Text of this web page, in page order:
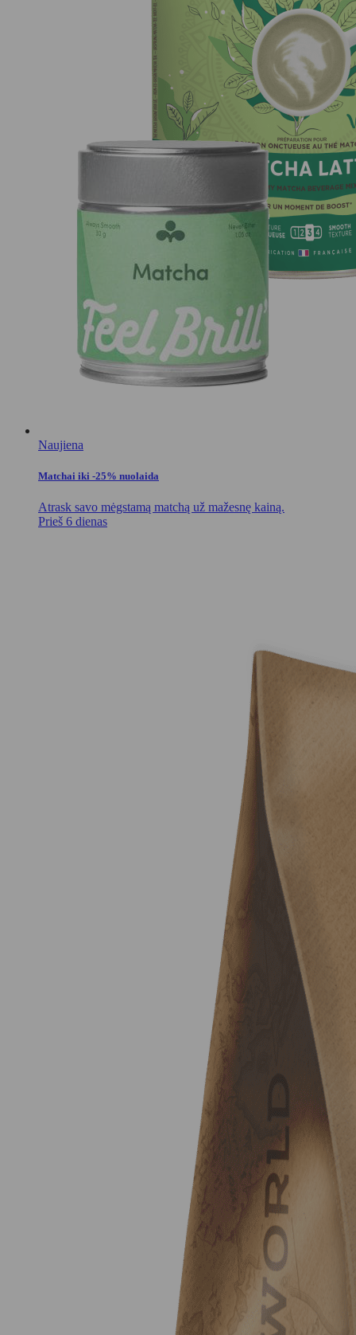
Naujiena
Matchai iki -25% nuolaida
Atrask savo mėgstamą matchą už mažesnę kainą.
Prieš 6 dienas